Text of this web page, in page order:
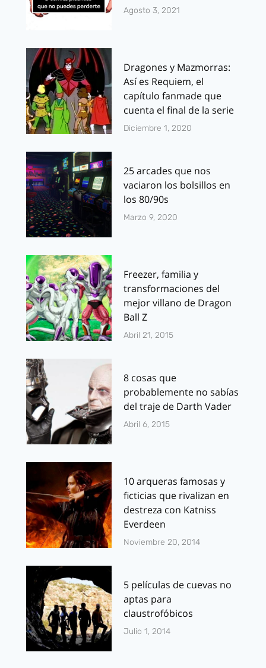
Agosto 3, 2021
Dragones y Mazmorras:
Así es Requiem, el
capítulo fanmade que
cuenta el final de la serie
Diciembre 1, 2020
25 arcades que nos
vaciaron los bolsillos en
los 80/90s
Marzo 9, 2020
Freezer, familia y
transformaciones del
mejor villano de Dragon
Ball Z
Abril 21, 2015
8 cosas que
probablemente no sabías
del traje de Darth Vader
Abril 6, 2015
10 arqueras famosas y
ficticias que rivalizan en
destreza con Katniss
Everdeen
Noviembre 20, 2014
5 películas de cuevas no
aptas para
claustrofóbicos
Julio 1, 2014